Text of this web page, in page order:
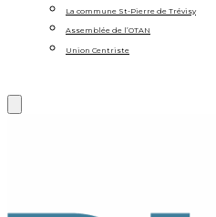
La commune St-Pierre de Trévisy
Assemblée de l’OTAN
Union Centriste